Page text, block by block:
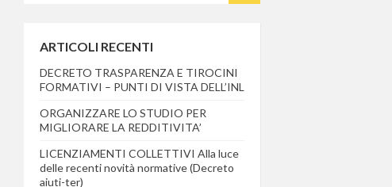
ARTICOLI RECENTI
DECRETO TRASPARENZA E TIROCINI
FORMATIVI – PUNTI DI VISTA DELL’INL
ORGANIZZARE LO STUDIO PER
MIGLIORARE LA REDDITIVITA’
LICENZIAMENTI COLLETTIVI Alla luce
delle recenti novità normative (Decreto
aiuti-ter)